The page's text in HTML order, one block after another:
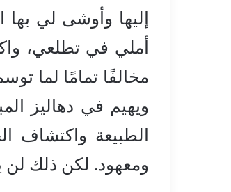
إليها وأوشى لي
أملي في تطلعي،
مخالفًا تمامًا لما
ويهيم في دهاليز
الطبيعة واكتشاف
ومعهود. لكن ذلك لن